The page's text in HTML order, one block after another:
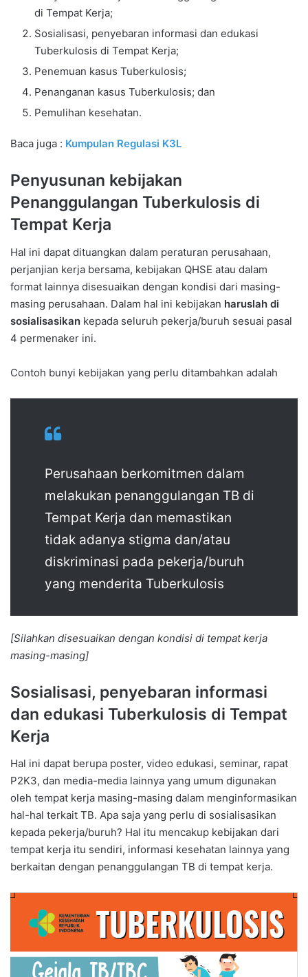
di Tempat Kerja;
Sosialisasi, penyebaran informasi dan edukasi
Tuberkulosis di Tempat Kerja;
Penemuan kasus Tuberkulosis;
Penanganan kasus Tuberkulosis; dan
Pemulihan kesehatan.
Baca juga : Kumpulan Regulasi K3L
Penyusunan kebijakan
Penanggulangan Tuberkulosis di
Tempat Kerja
Hal ini dapat dituangkan dalam peraturan perusahaan,
perjanjian kerja bersama, kebijakan QHSE atau dalam
format lainnya disesuaikan dengan kondisi dari masing-
masing perusahaan. Dalam hal ini kebijakan haruslah di
sosialisasikan kepada seluruh pekerja/buruh sesuai pasal
4 permenaker ini.
Contoh bunyi kebijakan yang perlu ditambahkan adalah
Perusahaan berkomitmen dalam
melakukan penanggulangan TB di
Tempat Kerja dan memastikan
tidak adanya stigma dan/atau
diskriminasi pada pekerja/buruh
yang menderita Tuberkulosis
[Silahkan disesuaikan dengan kondisi di tempat kerja
masing-masing]
Sosialisasi, penyebaran informasi
dan edukasi Tuberkulosis di Tempat
Kerja
Hal ini dapat berupa poster, video edukasi, seminar, rapat
P2K3, dan media-media lainnya yang umum digunakan
oleh tempat kerja masing-masing dalam menginformasikan
hal-hal terkait TB. Apa saja yang perlu di sosialisasikan
kepada pekerja/buruh? Hal itu mencakup kebijakan dari
tempat kerja itu sendiri, informasi kesehatan lainnya yang
berkaitan dengan penanggulangan TB di tempat kerja.